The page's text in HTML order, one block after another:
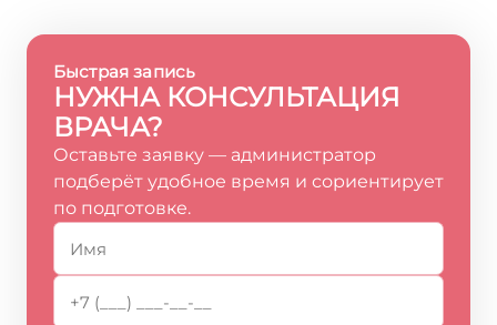
Быстрая запись
НУЖНА КОНСУЛЬТАЦИЯ
ВРАЧА?
Оставьте заявку — администратор
подберёт удобное время и сориентирует
по подготовке.